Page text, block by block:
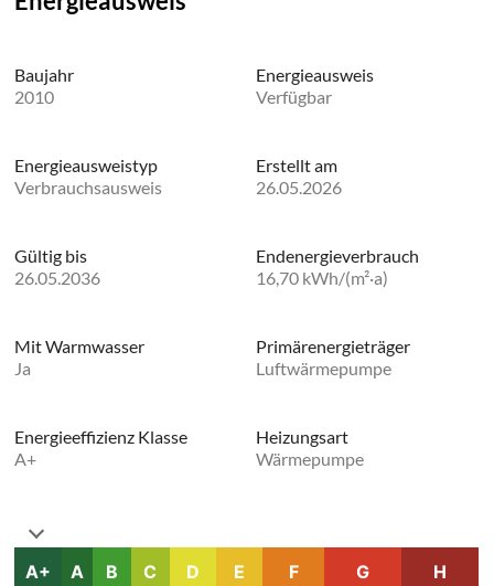
Baujahr
2010
Energieausweis
Verfügbar
Energie­ausweistyp
Verbrauchsausweis
Erstellt am
26.05.2026
Gültig bis
26.05.2036
Endenergieverbrauch
16,70 kWh/(m²·a)
Mit Warmwasser
Ja
Primärenergieträger
Luftwärmepumpe
Energieeffizienz Klasse
A+
Heizungsart
Wärmepumpe
A+ A B C D E F G H